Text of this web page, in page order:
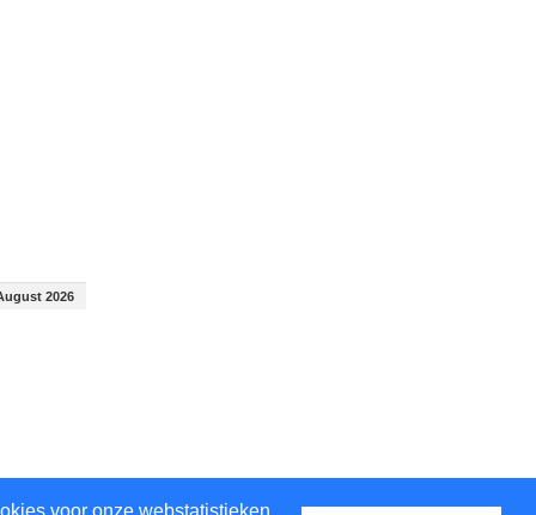
voor onze webstatistieken.
2026